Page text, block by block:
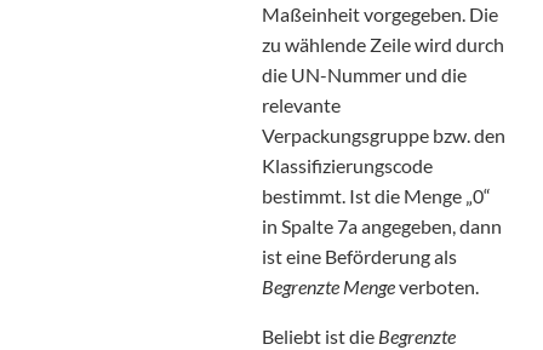
Maßeinheit vorgegeben. Die
zu wählende Zeile wird durch
die UN-Nummer und die
relevante
Verpackungsgruppe bzw. den
Klassifizierungscode
bestimmt. Ist die Menge „0“
in Spalte 7a angegeben, dann
ist eine Beförderung als
Begrenzte Mengeverboten.
Beliebt ist die Begrenzte